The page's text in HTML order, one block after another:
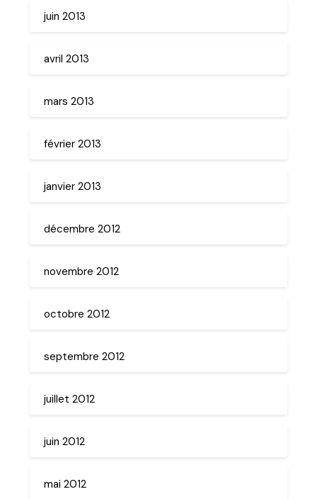
juin 2013
avril 2013
mars 2013
février 2013
janvier 2013
décembre 2012
novembre 2012
octobre 2012
septembre 2012
juillet 2012
juin 2012
mai 2012